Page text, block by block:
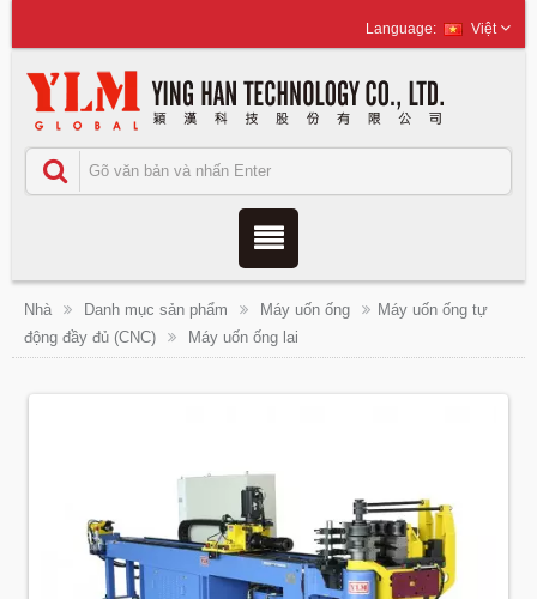
Việt
Nhà Danh mục sản phẩm Máy uốn ống
Máy uốn ống tự
động đầy đủ (CNC)
Máy uốn ống lai